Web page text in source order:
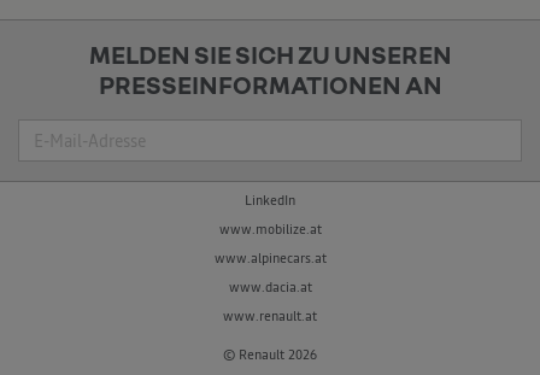
MELDEN SIE SICH ZU UNSEREN
PRESSEINFORMATIONEN AN
Suche
LinkedIn
www.mobilize.at
www.alpinecars.at
www.dacia.at
www.renault.at
© Renault 2026